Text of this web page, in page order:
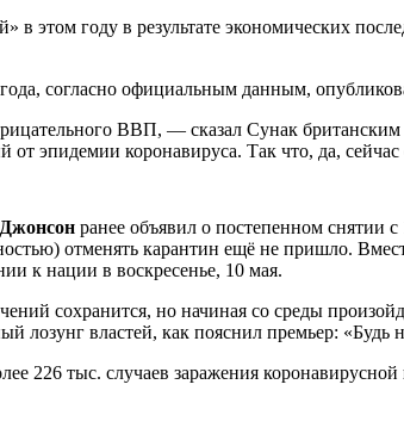
в этом году в результате экономических
согласно официальным данным,
ВВП, — сказал Сунак
эпидемии коронавируса. Так что, да,
ранее объявил о постепенном снятии
отменять карантин ещё не пришло.
к нации в воскресенье, 10 мая.
сохранится, но начиная со среды
лозунг властей, как пояснил премьер: «Будь
226 тыс. случаев заражения